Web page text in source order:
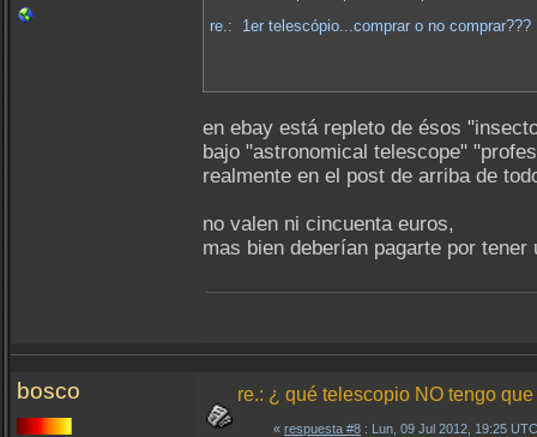
re.: 1er telescópio...comprar o no comprar???
en ebay está repleto de ésos
bajo "astronomical telescope"
realmente en el post de arriba de
no valen ni cincuenta euros,
mas bien deberían pagarte por
bosco re.: ¿ qué telescopio NO tengo
« respuesta #8 : Lun, 09 Jul 2012, 19:25